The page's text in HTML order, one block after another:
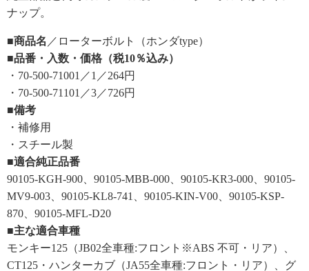
ナップ。
■商品名 ／ローターボルト（ホンダtype）
■品番・入数・価格（税10％込み）
・70-500-71001／1／264円
・70-500-71101／3／726円
■備考
・補修用
・スチール製
■適合純正品番
90105-KGH-900、90105-MBB-000、90105-KR3-000、90105-
MV9-003、90105-KL8-741、90105-KIN-V00、90105-KSP-
870、90105-MFL-D20
■主な適合車種
モンキー125（JB02全車種:フロント※ABS 不可・リア）、
CT125・ハンターカブ（JA55全車種:フロント・リア）、グ